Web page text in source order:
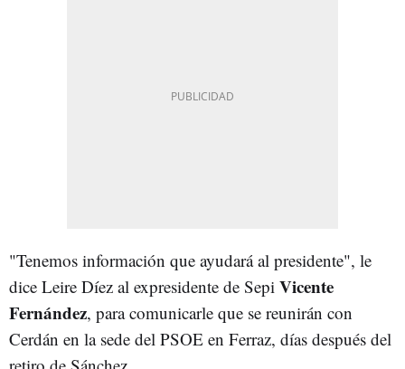
"Tenemos información que ayudará al presidente", le
dice Leire Díez al expresidente de Sepi Vicente
Fernández, para comunicarle que se reunirán con
Cerdán en la sede del PSOE en Ferraz, días después del